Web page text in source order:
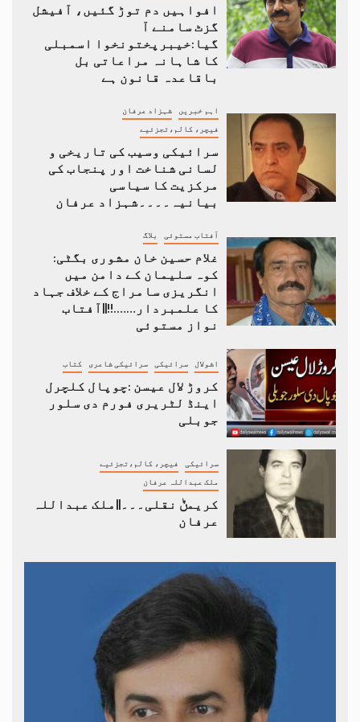
افواہیں دم توڑ گئیں، آفیشل
گزٹ سامنے آ
گیا:خیبرپختونخوا اسمبلی
کا شاہانہ مراعاتی بل
باقاعدہ قانون ہے
اہم خبریں شہزاد عرفان
فیچر، کالم،تجزئیے
سرائیکی وسیب کی تاریخی و
لسانی شناخت اور پنجاب کی
مرکزیت کا سیاسی
بیانیہ۔۔۔۔شہزاد عرفان
آفتاب مستوئی بلاگ
غلام حسین خان مشوری بگٹی:
کوہ سلیمان کے دامن میں
انگریزی سامراج کے خلاف جہاد
کا علمبردار…….!!||آفتاب
نواز مستوئی
اشولال سرائیکی سرائیکی شاعری کتاب
کروڑ لال عیسن :چوپال کلچرل
اینڈ لٹریری فورم دی سلور
جوبلی
سرائیکی فیچر، کالم،تجزئیے
ملک عبداللہ عرفان
کریمݨ نقلی۔۔۔||ملک عبداللہ
عرفان